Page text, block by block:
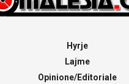
Hyrje
Lajme
Opinione/Editoriale